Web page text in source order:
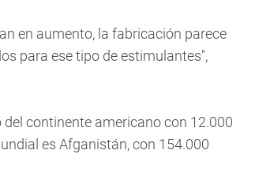
en aumento, la fabricación parece
para ese tipo de estimulantes",
continente americano con 12.000
es Afganistán, con 154.000